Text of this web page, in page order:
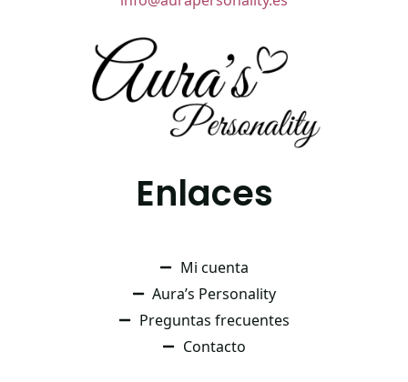
Enlaces
Mi cuenta
Aura’s Personality
Preguntas frecuentes
Contacto